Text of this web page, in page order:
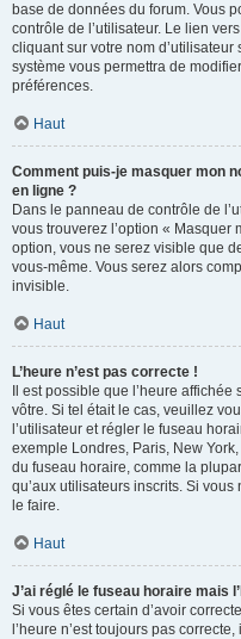
base de données du forum. Vous
contrôle de l’utilisateur. Le lien
cliquant sur votre nom
système vous permettra de
préférences.
Haut
Comment puis-je masquer mon
en ligne ?
Dans le panneau de contrôle de
vous trouverez l’option « Masquer
option, vous ne serez visible que
vous-même. Vous serez alors
invisible.
Haut
L’heure n’est pas correcte !
Il est possible que l’heure
vôtre. Si tel était le cas, veuillez
l’utilisateur et régler le fuseau
exemple Londres, Paris, New
du fuseau horaire, comme la
qu’aux utilisateurs inscrits. Si vous
le faire.
Haut
J’ai réglé le fuseau horaire mais
Si vous êtes certain d’avoir
l’heure n’est toujours pas